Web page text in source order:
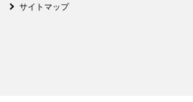
サイトマップ